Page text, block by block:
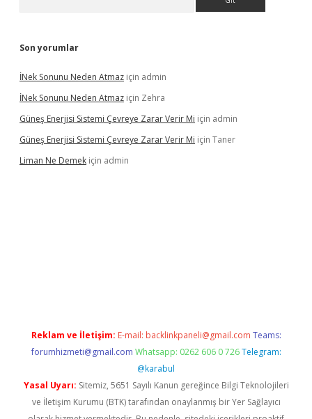
Son yorumlar
İNek Sonunu Neden Atmaz için admin
İNek Sonunu Neden Atmaz için Zehra
Güneş Enerjisi Sistemi Çevreye Zarar Verir Mi için admin
Güneş Enerjisi Sistemi Çevreye Zarar Verir Mi için Taner
Liman Ne Demek için admin
Reklam ve İletişim: E-mail: backlinkpaneli@gmail.com Teams:
forumhizmeti@gmail.com Whatsapp: 0262 606 0 726 Telegram:
@karabul
Yasal Uyarı: Sitemiz, 5651 Sayılı Kanun gereğince Bilgi Teknolojileri
ve İletişim Kurumu (BTK) tarafından onaylanmış bir Yer Sağlayıcı